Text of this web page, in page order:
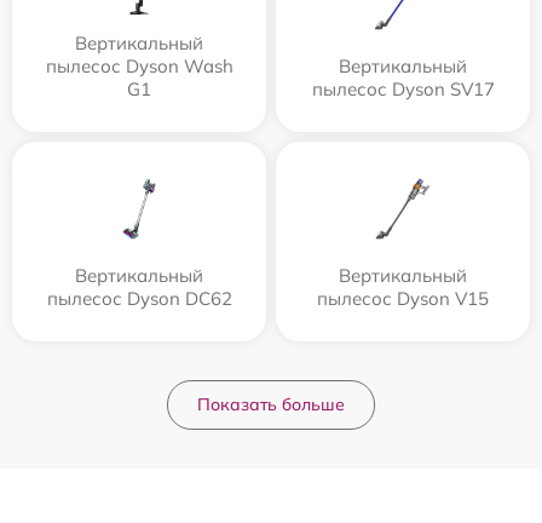
Вертикальный
пылесос Dyson Wash
G1
Вертикальный
пылесос Dyson SV17
Вертикальный
пылесос Dyson DC62
Вертикальный
пылесос Dyson V15
Показать больше